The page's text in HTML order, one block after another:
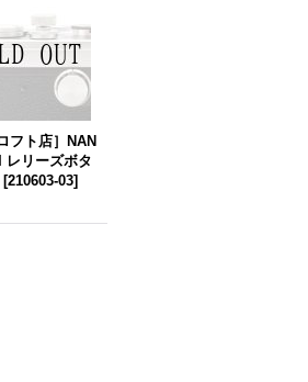
フト店］NAN
レリーズボタ
[210603-03]